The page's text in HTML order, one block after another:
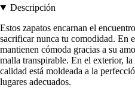
Descripción
Estos zapatos encarnan el
sacrificar nunca tu comodidad. En
mantienen cómoda gracias a su
malla transpirable. En el exterior,
calidad está moldeada a la
lugares adecuados.